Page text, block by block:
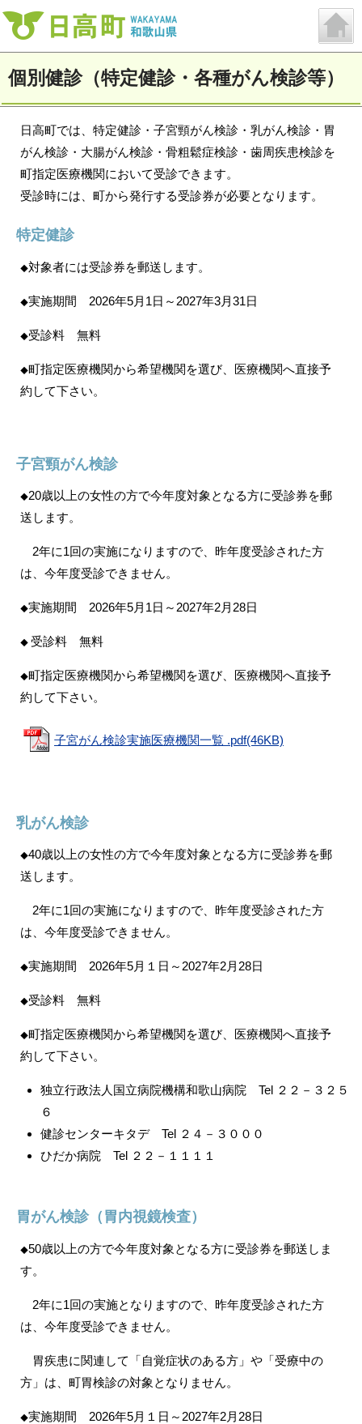
個別健診（特定健診・各種がん検診等）
日高町では、特定健診・子宮頸がん検診・乳がん検診・胃
がん検診・大腸がん検診・骨粗鬆症検診・歯周疾患検診を
町指定医療機関において受診できます。
受診時には、町から発行する受診券が必要となります。
特定健診
◆対象者には受診券を郵送します。
◆実施期間 2026年5月1日～2027年3月31日
◆受診料 無料
◆町指定医療機関から希望機関を選び、医療機関へ直接予
約して下さい。
子宮頸がん検診
◆20歳以上の女性の方で今年度対象となる方に受診券を郵
送します。
2年に1回の実施になりますので、昨年度受診された方
は、今年度受診できません。
◆実施期間 2026年5月1日～2027年2月28日
◆ 受診料 無料
◆町指定医療機関から希望機関を選び、医療機関へ直接予
約して下さい。
子宮がん検診実施医療機関一覧 .pdf(46KB)
乳がん検診
◆40歳以上の女性の方で今年度対象となる方に受診券を郵
送します。
2年に1回の実施になりますので、昨年度受診された方
は、今年度受診できません。
◆実施期間 2026年5月１日～2027年2月28日
◆受診料 無料
◆町指定医療機関から希望機関を選び、医療機関へ直接予
約して下さい。
独立行政法人国立病院機構和歌山病院 Tel ２２－３２５
６
健診センターキタデ Tel ２４－３０００
ひだか病院 Tel ２２－１１１１
胃がん検診（胃内視鏡検査）
◆50歳以上の方で今年度対象となる方に受診券を郵送しま
す。
2年に1回の実施となりますので、昨年度受診された方
は、今年度受診できません。
胃疾患に関連して「自覚症状のある方」や「受療中の
方」は、町胃検診の対象となりません。
◆実施期間 2026年5月１日～2027年2月28日